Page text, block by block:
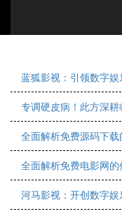
蓝狐影视：引领数字
专调硬皮病！此方深
全面解析免费源码下
全面解析免费电影网
河马影视：开创数字